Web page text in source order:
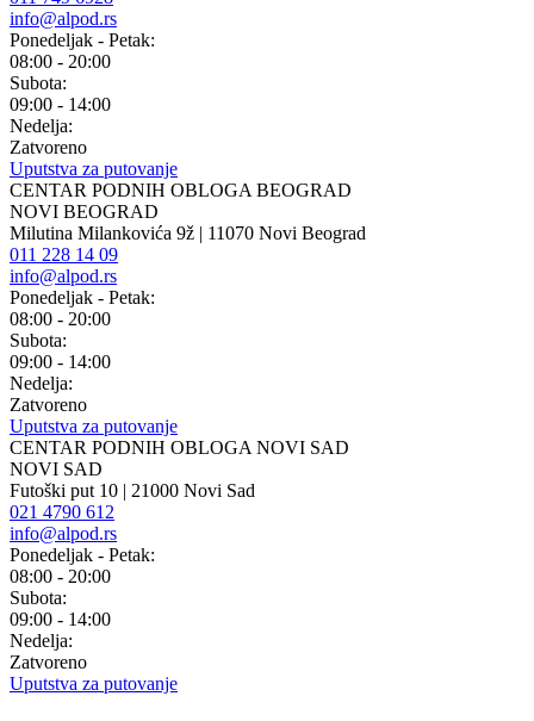
info@alpod.rs
Ponedeljak - Petak:
08:00 - 20:00
Subota:
09:00 - 14:00
Nedelja:
Zatvoreno
Uputstva za putovanje
CENTAR PODNIH OBLOGA BEOGRAD
NOVI BEOGRAD
Milutina Milankovića 9ž | 11070 Novi Beograd
011 228 14 09
info@alpod.rs
Ponedeljak - Petak:
08:00 - 20:00
Subota:
09:00 - 14:00
Nedelja:
Zatvoreno
Uputstva za putovanje
CENTAR PODNIH OBLOGA NOVI SAD
NOVI SAD
Futoški put 10 | 21000 Novi Sad
021 4790 612
info@alpod.rs
Ponedeljak - Petak:
08:00 - 20:00
Subota:
09:00 - 14:00
Nedelja:
Zatvoreno
Uputstva za putovanje